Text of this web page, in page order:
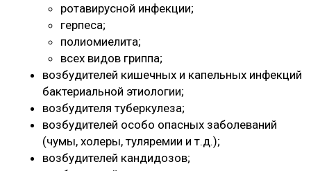
ротавирусной инфекции;
герпеса;
полиомиелита;
всех видов гриппа;
возбудителей кишечных и капельных инфекций
бактериальной этиологии;
возбудителя туберкулеза;
возбудителей особо опасных заболеваний
(чумы, холеры, туляремии и т.д.);
возбудителей кандидозов;